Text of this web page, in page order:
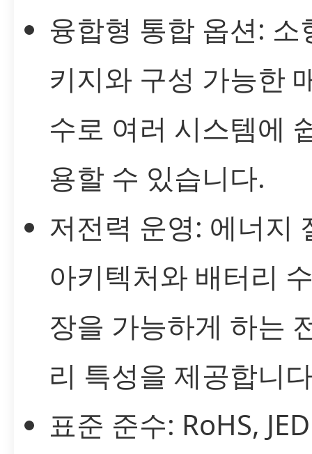
융합형 통합 옵션: 소
키지와 구성 가능한
수로 여러 시스템에
용할 수 있습니다.
저전력 운영: 에너지
아키텍처와 배터리
장을 가능하게 하는
리 특성을 제공합니
표준 준수: RoHS,